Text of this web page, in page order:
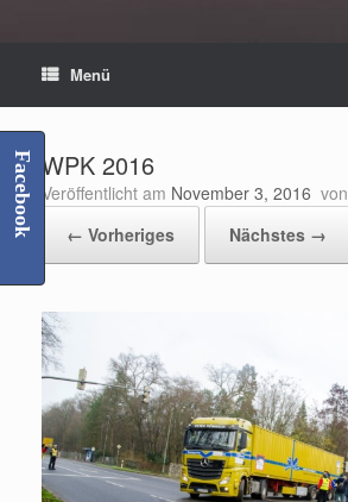
Menü
WPK 2016
Veröffentlicht am November 3, 2016 von
← Vorheriges
Nächstes →
Facebook